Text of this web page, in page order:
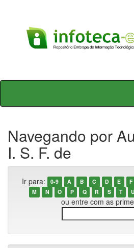
Skip
Navegando por
I. S. F. de
Ir para: 0-9 A B C D E F
M
N O P Q R S T U
ou entre com as